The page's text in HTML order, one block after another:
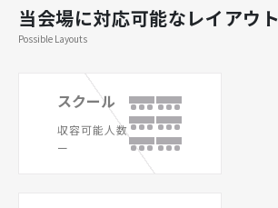
当会場に対応可能なレイアウト
Possible Layouts
スクール
収容可能人数
ー